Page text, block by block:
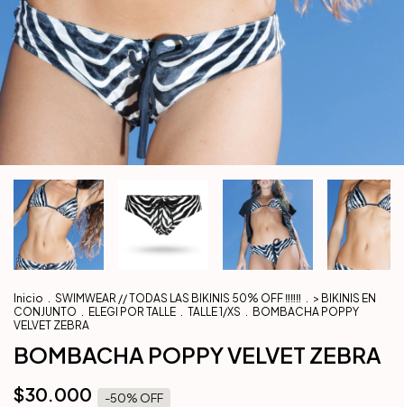
Inicio . SWIMWEAR // TODAS LAS BIKINIS 50% OFF ‼️‼️‼️ . > BIKINIS EN
CONJUNTO . ELEGI POR TALLE . TALLE 1/XS . BOMBACHA POPPY
VELVET ZEBRA
BOMBACHA POPPY VELVET ZEBRA
$30.000 -50% OFF